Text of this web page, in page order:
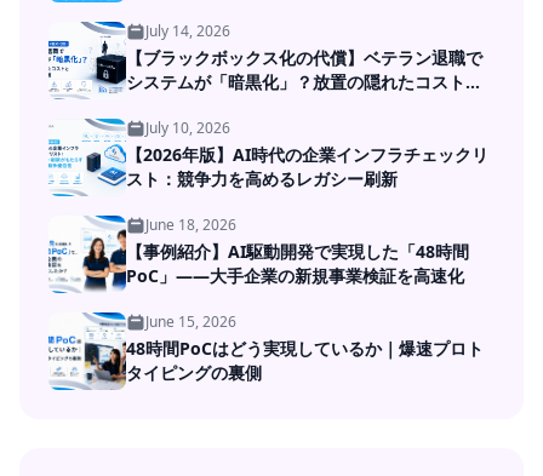
July 14, 2026
【ブラックボックス化の代償】ベテラン退職で
システムが「暗黒化」？放置の隠れたコストと
July 10, 2026
【2026年版】AI時代の企業インフラチェックリ
スト：競争力を高めるレガシー刷新
June 18, 2026
【事例紹介】AI駆動開発で実現した「48時間
PoC」――大手企業の新規事業検証を高速化
June 15, 2026
48時間PoCはどう実現しているか｜爆速プロト
タイピングの裏側